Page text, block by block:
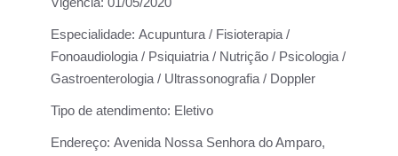
Especialidade: Acupuntura / Fisioterapia /
Fonoaudiologia / Psiquiatria / Nutrição / Psicologia /
Gastroenterologia / Ultrassonografia / Doppler
Tipo de atendimento: Eletivo
Endereço: Avenida Nossa Senhora do Amparo,